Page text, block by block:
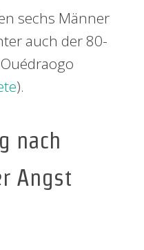
sechs Männer
auch der 80-
).
nach
Angst